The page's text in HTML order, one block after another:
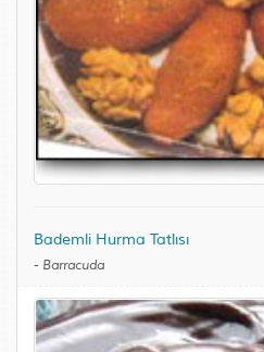
Bademli Hurma Tatlısı
- Barracuda